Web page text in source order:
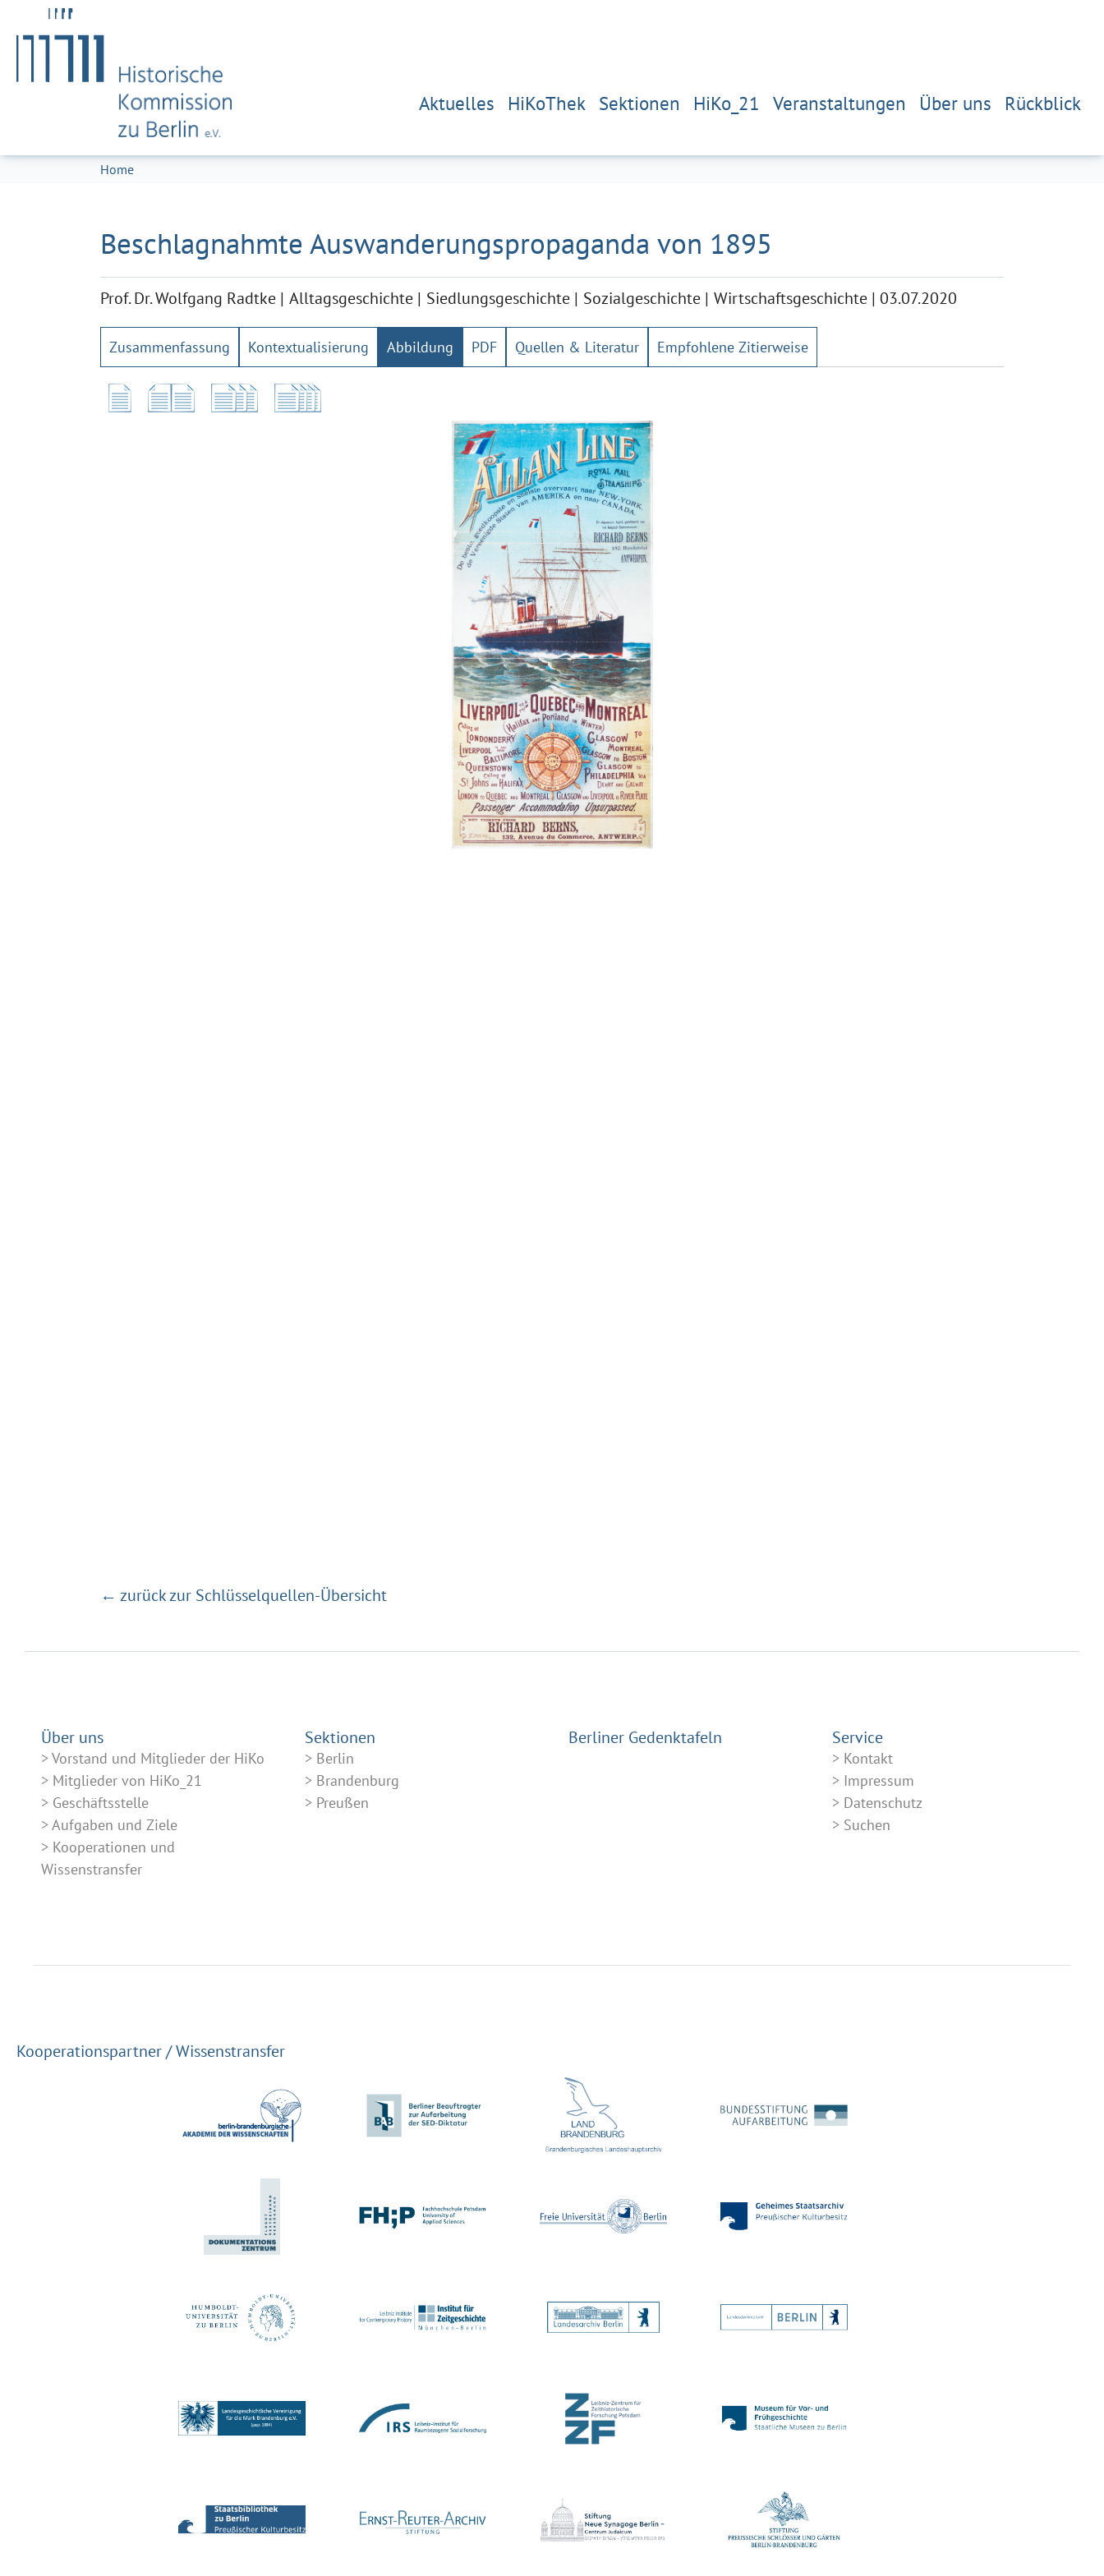
Zum Hauptinhalt springen
Skip to page footer
Aktuelles HiKoThek Sektionen HiKo_21 Veranstaltungen Über uns Rückblick
Sie sind hier:
Home
Beschlagnahmte Auswanderungspropaganda von 1895
Prof. Dr. Wolfgang Radtke Alltagsgeschichte Siedlungsgeschichte Sozialgeschichte Wirtschaftsgeschichte | 03.07.2020
Zusammenfassung Kontextualisierung Abbildung PDF Quellen & Literatur Empfohlene Zitierweise
← zurück zur Schlüsselquellen-Übersicht
Über uns
Vorstand und Mitglieder der HiKo
Mitglieder von HiKo_21
Geschäftsstelle
Aufgaben und Ziele
Kooperationen und
Wissenstransfer
Sektionen
Berlin
Brandenburg
Preußen
Berliner Gedenktafeln Service
Kontakt
Impressum
Datenschutz
Suchen
Kooperationspartner / Wissenstransfer